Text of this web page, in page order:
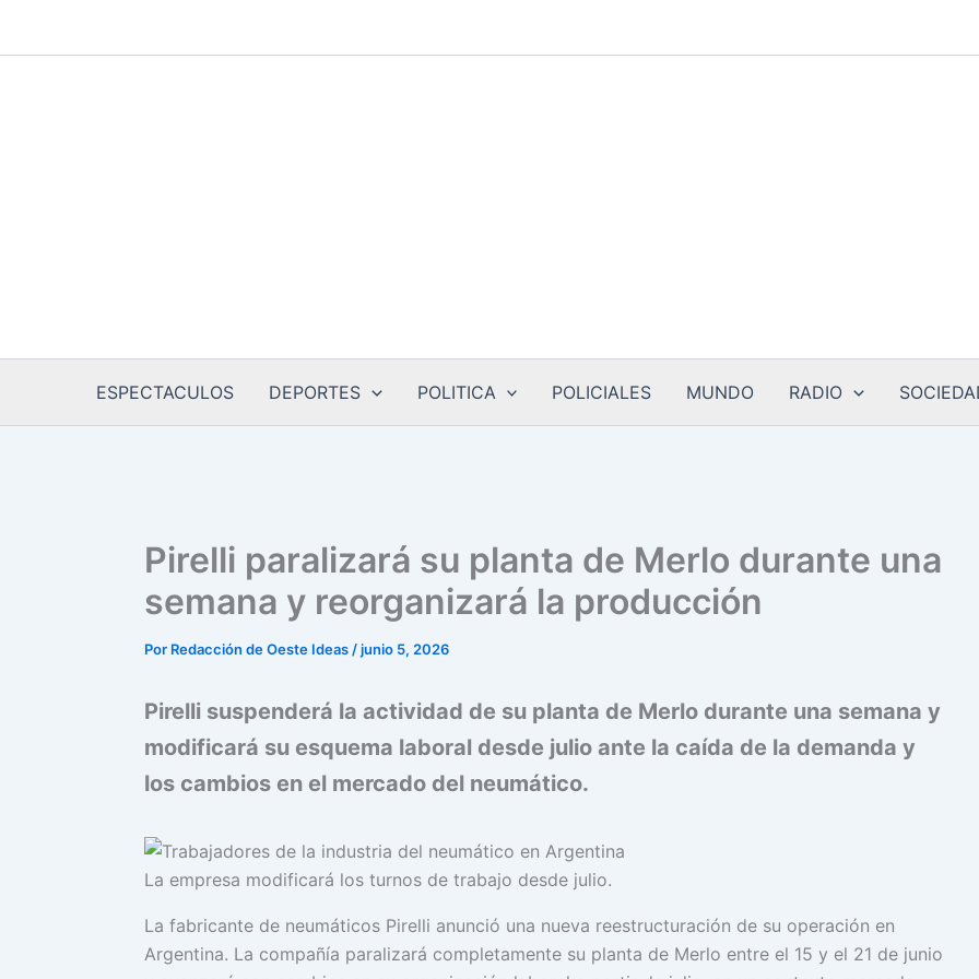
ESPECTACULOS DEPORTES POLITICA POLICIALES MUNDO RADIO
Pirelli paralizará su planta de Merlo durante una
semana y reorganizará la producción
Por Redacción de Oeste Ideas /junio 5, 2026
Pirelli suspenderá la actividad de su planta de Merlo durante una semana y
modificará su esquema laboral desde julio ante la caída de la demanda y
los cambios en el mercado del neumático.
La empresa modificará los turnos de trabajo desde julio.
La fabricante de neumáticos Pirelli anunció una nueva reestructuración de su operación en
Argentina. La compañía paralizará completamente su planta de Merlo entre el 15 y el 21 de junio